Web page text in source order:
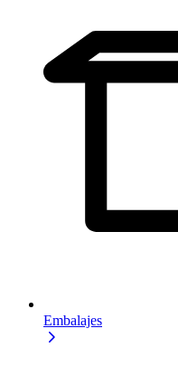
Embalajes